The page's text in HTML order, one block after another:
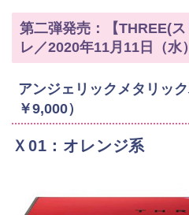
第二弾発売：【THREE(
レ／2020年11月11日（水）
アンジェリックメタリッ
￥9,000）
Ｘ01：オレンジ系